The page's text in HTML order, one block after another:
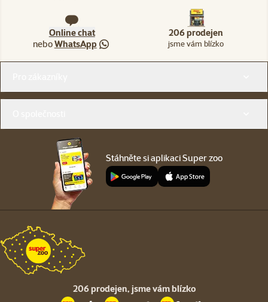
Online chat
neboWhatsApp
206 prodejen
jsme vám blízko
Stáhněte si aplikaci Super zoo
206 prodejen, jsme vám blízko